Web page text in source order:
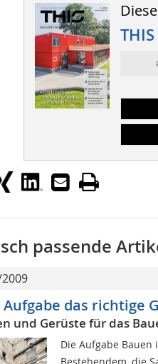
passende
Aufgabe das richtige
und Gerüste für das
Die Aufgabe